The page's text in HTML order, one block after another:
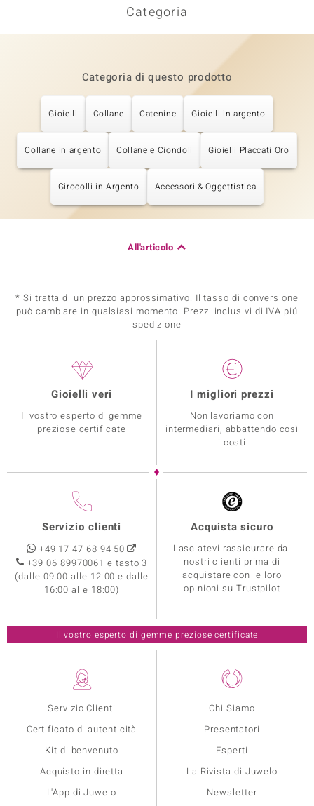
Categoria
Categoria di questo prodotto
Gioielli Collane Catenine Gioielli in argento
Collane in argento Collane e Ciondoli Gioielli Placcati Oro
Girocolli in Argento Accessori & Oggettistica
All'articolo
* Si tratta di un prezzo approssimativo. Il tasso di conversione
può cambiare in qualsiasi momento. Prezzi inclusivi di IVA piú
spedizione
Servizio Clienti
Certificato di autenticità
Kit di benvenuto
Acquisto in diretta
L'App di Juwelo
Chi Siamo
Presentatori
Esperti
La Rivista di Juwelo
Newsletter
Gioielli veri
Il vostro esperto di gemme
preziose certificate
I migliori prezzi
Non lavoriamo con
intermediari, abbattendo così
i costi
Servizio clienti
+49 17 47 68 94 50
+39 06 89970061 e tasto 3
(dalle 09:00 alle 12:00 e dalle
16:00 alle 18:00)
Acquista sicuro
Lasciatevi rassicurare dai
nostri clienti prima di
acquistare con le loro
opinioni su Trustpilot
Il vostro esperto di gemme preziose certificate